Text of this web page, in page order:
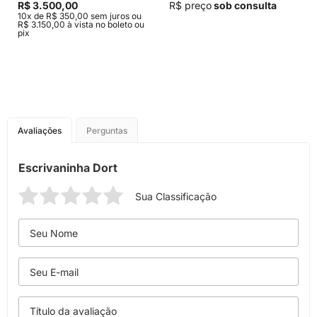
R$ 3.500,00
10x de R$ 350,00 sem juros ou
R$ 3.150,00 à vista no boleto ou
pix
R$ preçosob consulta
Avaliações Perguntas
Escrivaninha Dort
Sua Classificação